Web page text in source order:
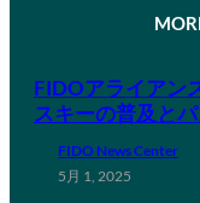
FIDOアライアン
スキーの普及と
FIDO News Center
5月 1, 2025